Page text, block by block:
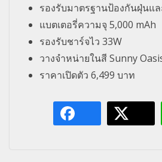
รองรับมาตรฐานป้องกันฝุ่นแ
แบตเตอรี่ความจุ 5,000 mAh
รองรับชาร์จไว 33W
วางจำหน่ายในสี Sunny
ราคาเปิดตัว 6,499 บาท